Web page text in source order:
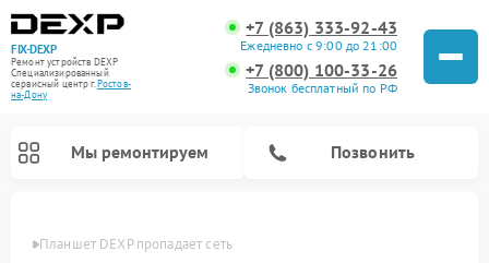
FIX-DEXP
Ремонт устройств DEXP
Специализированный
cервисный центр г.Ростов-
на-Дону
+7 (863) 333-92-43
Ежедневно с 9:00 до 21:00
+7 (800) 100-33-26
Звонок бесплатный по РФ
Мы ремонтируем Позвонить
Планшет DEXP пропадает сеть